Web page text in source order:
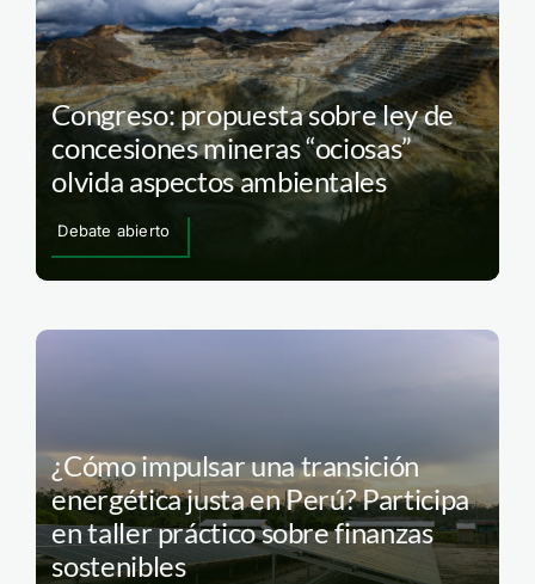
Congreso: propuesta sobre ley de
concesiones mineras “ociosas”
olvida aspectos ambientales
Debate abierto
¿Cómo impulsar una transición
energética justa en Perú? Participa
en taller práctico sobre finanzas
sostenibles